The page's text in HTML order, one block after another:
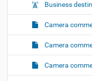
Business
Camera
Camera
Camera